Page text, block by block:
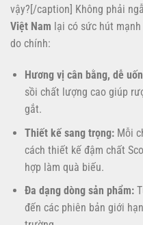
vậy?[/caption] Không phải
Việt Nam lại có sức hút
do chính:
Hương vị cân bằng, dễ
sồi chất lượng cao giúp
gắt.
Thiết kế sang trọng:Mỗi
cách thiết kế đậm chất
hợp làm quà biếu.
Đa dạng dòng sản phẩm:
đến các phiên bản giới